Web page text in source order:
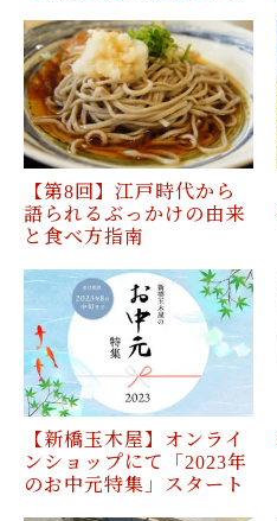
【第8回】江戸時代から
語られるぶっかけの由来
と食べ方指南
【新橋玉木屋】オンライ
ンショップにて「2023年
のお中元特集」スタート